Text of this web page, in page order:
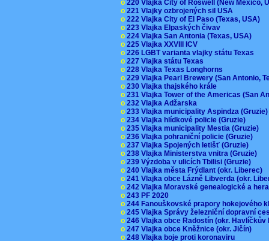
o 220 Vlajka City of Roswell (New Mexico,
o 221 Vlajky ozbrojených sil USA
o 222 Vlajka City of El Paso (Texas, USA)
o 223 Vlajka Elpaských čivav
o 224 Vlajka San Antonia (Texas, USA)
o 225 Vlajka XXVIII ICV
o 226 LGBT varianta vlajky státu Texas
o 227 Vlajka státu Texas
o 228 Vlajka Texas Longhorns
o 229 Vlajka Pearl Brewery (San Antonio,
o 230 Vlajka thajského krále
o 231 Vlajka Tower of the Americas (San
o 232 Vlajka Adžarska
o 233 Vlajka municipality Aspindza
o 234 Vlajka hlídkové policie (Gruzie)
o 235 Vlajka municipality Mestia (Gruzie)
o 236 Vlajka pohraniční policie (Gruzie)
o 237 Vlajka Spojených letišť (Gruzie)
o 238 Vlajka Ministerstva vnitra (Gruzie)
o 239 Výzdoba v ulicích Tbilisi (Gruzie)
o 240 Vlajka města Frýdlant (okr. Liberec)
o 241 Vlajka obce Lázně Libverda (okr.
o 242 Vlajka Moravské genealogické a
o 243 PF 2020
o 244 Fanouškovské prapory hokejového
o 245 Vlajka Správy železniční dopravní
o 246 Vlajka obce Radostín (okr.
o 247 Vlajka obce Kněžnice (okr. Jičín)
o 248 Vlajka boje proti koronaviru